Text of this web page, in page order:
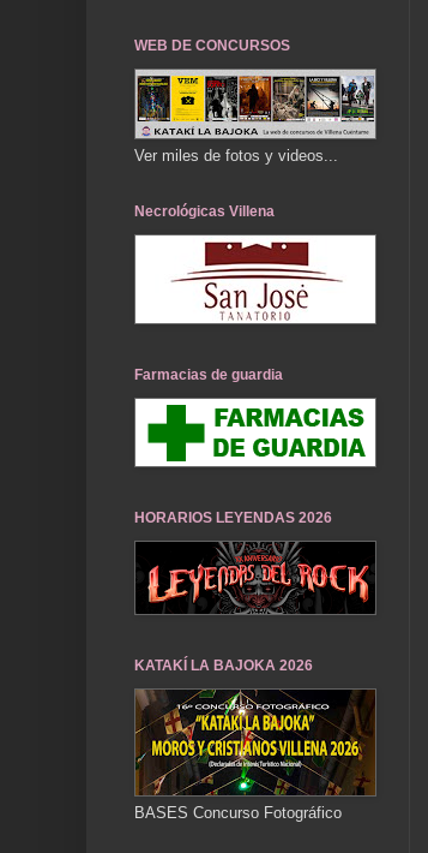
WEB DE CONCURSOS
Ver miles de fotos y videos...
Necrológicas Villena
Farmacias de guardia
HORARIOS LEYENDAS 2026
KATAKÍ LA BAJOKA 2026
BASES Concurso Fotográfico